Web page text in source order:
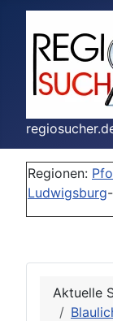
Regionen:
Ludwigsburg-
Aktuelle